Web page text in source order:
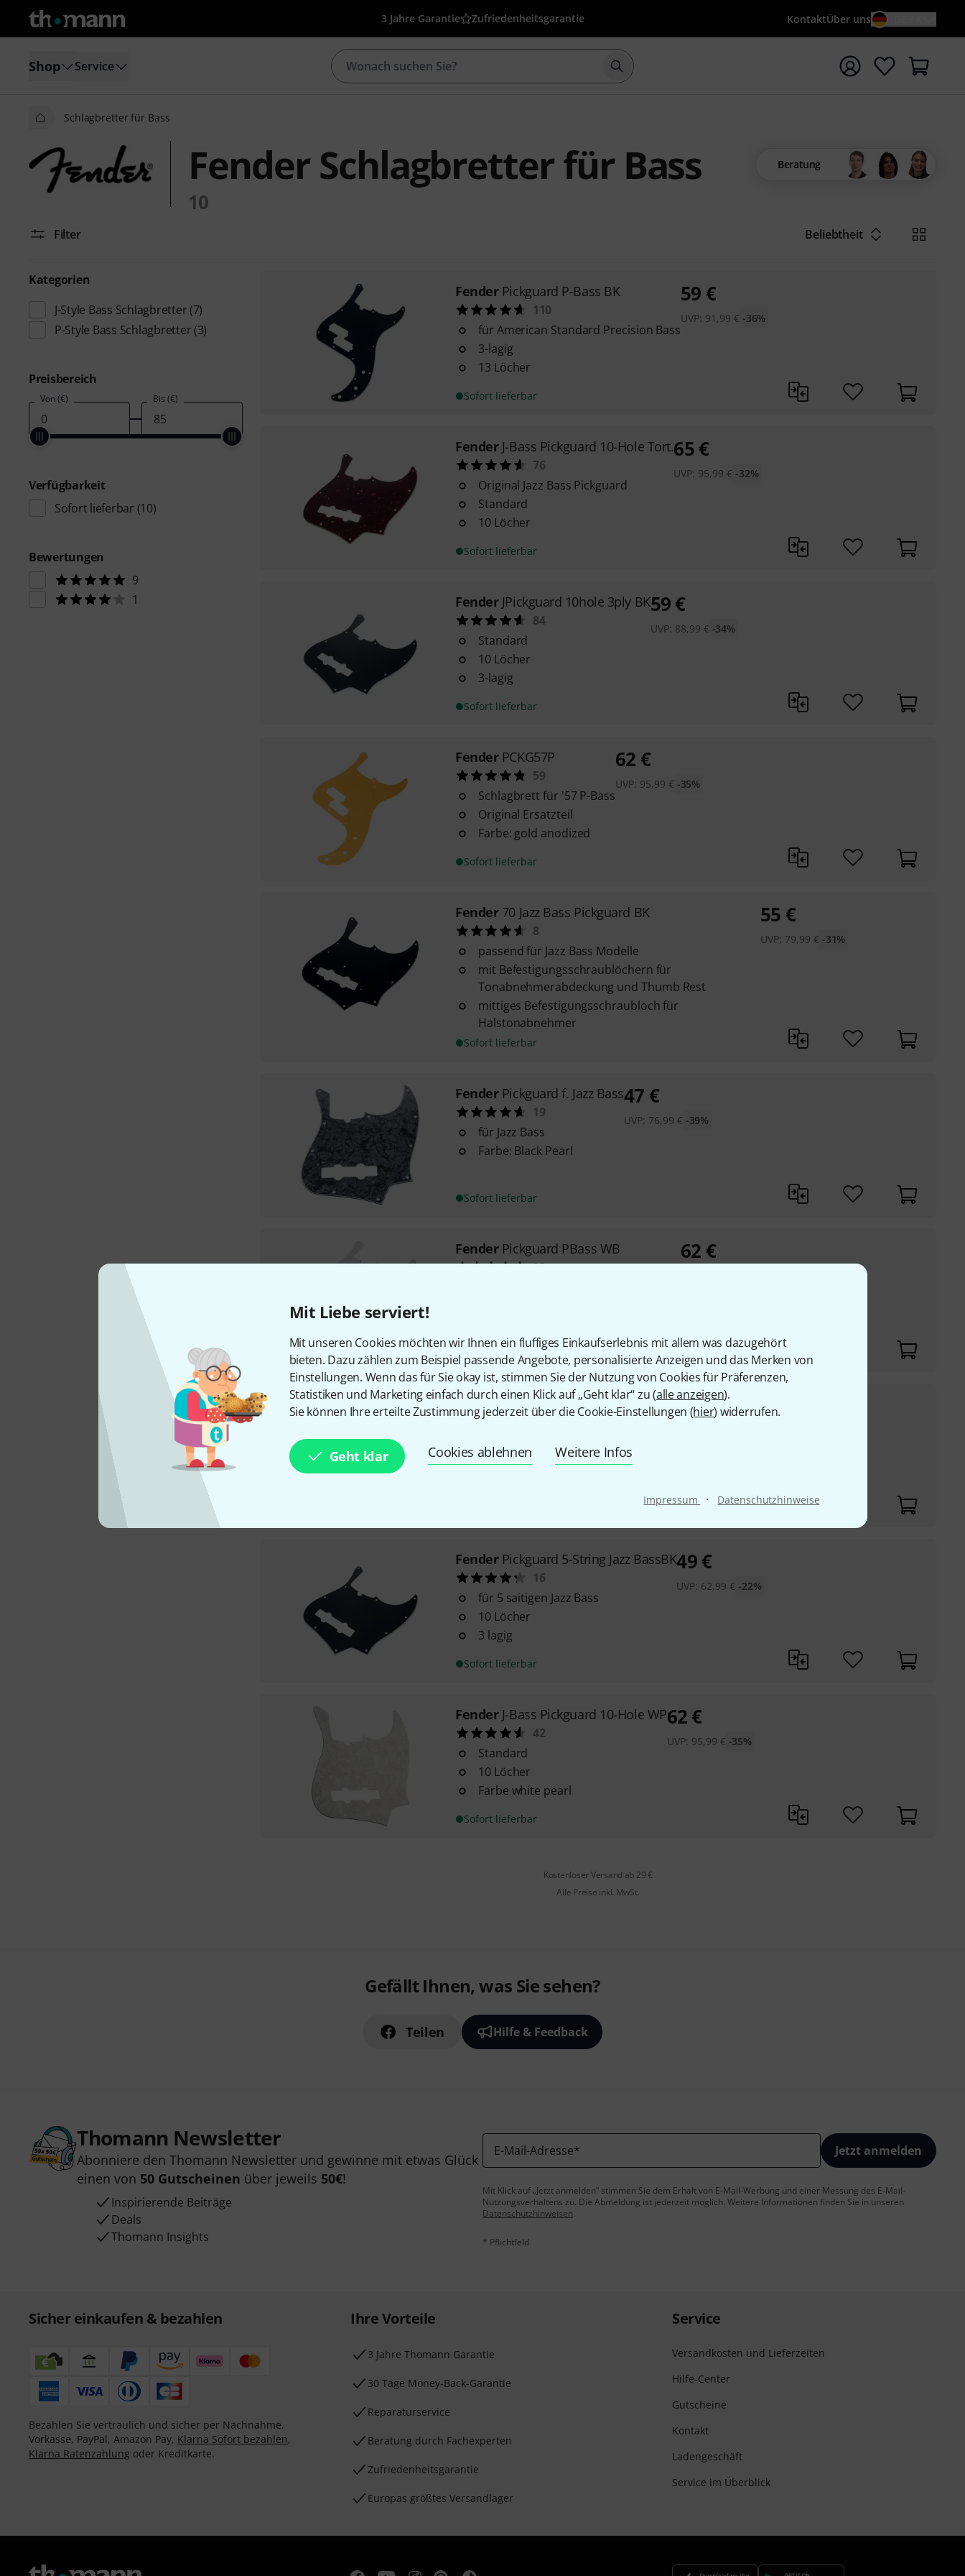
Mit Liebe serviert!
Mit unseren Cookies möchten wir Ihnen ein fluffiges Einkaufserlebnis mit allem was dazugehört
bieten. Dazu zählen zum Beispiel passende Angebote, personalisierte Anzeigen und das Merken von
Einstellungen. Wenn das für Sie okay ist, stimmen Sie der Nutzung von Cookies für Präferenzen,
Statistiken und Marketing einfach durch einen Klick auf „Geht klar“ zu (alle anzeigen).
Sie können Ihre erteilte Zustimmung jederzeit über die Cookie-Einstellungen (hier) widerrufen.
Geht klar Cookies ablehnen Weitere Infos
Impressum · Datenschutzhinweise
3 Jahre Garantie Zufriedenheitsgarantie KontaktÜber uns
Shop Service Suche mit Suchwort {searchTerm} starten
Schlagbretter für Bass
Fender Schlagbretter für Bass
10
Beratung
Filter Beliebtheit
Kategorien
J-Style Bass Schlagbretter (7)
P-Style Bass Schlagbretter (3)
Preisbereich
Von (€) Bis (€)
Verfügbarkeit
Sofort lieferbar (10)
Bewertungen
9
1
Fender Pickguard P-Bass BK
110
für American Standard Precision Bass
3-lagig
13 Löcher
Sofort lieferbar
59 €
UVP: 91,99 € -36%
Fender J-Bass Pickguard 10-Hole Tort.
76
Original Jazz Bass Pickguard
Standard
10 Löcher
Sofort lieferbar
65 €
UVP: 95,99 € -32%
Fender JPickguard 10hole 3ply BK
84
Standard
10 Löcher
3-lagig
Sofort lieferbar
59€
UVP: 88,99 € -34%
Fender PCKG57P
59
Schlagbrett für '57 P-Bass
Original Ersatzteil
Farbe: gold anodized
Sofort lieferbar
62 €
UVP: 95,99 € -35%
Fender 70 Jazz Bass Pickguard BK
8
passend für Jazz Bass Modelle
mit Befestigungsschraublöchern für
Tonabnehmerabdeckung und Thumb Rest
mittiges Befestigungsschraubloch für
Halstonabnehmer
Sofort lieferbar
55 €
UVP: 79,99 € -31%
Fender Pickguard f. Jazz Bass
19
für Jazz Bass
Farbe: Black Pearl
Sofort lieferbar
47 €
UVP: 76,99 € -39%
Fender Pickguard PBass WB
33
Sofort lieferbar
62 €
Fender Pickguard J-Bass
Farbe: tortoise
85€
Fender Pickguard 5-String Jazz BassBK
16
für 5 saitigen Jazz Bass
10 Löcher
3 lagig
Sofort lieferbar
49 €
UVP: 62,99 € -22%
Fender J-Bass Pickguard 10-Hole WP
42
Standard
10 Löcher
Farbe white pearl
Sofort lieferbar
62€
UVP: 95,99 € -35%
Kostenloser Versand ab 29 €
Alle Preise inkl. MwSt.
Gefällt Ihnen, was Sie sehen?
Teilen Hilfe & Feedback
Thomann Newsletter
Abonniere den Thomann Newsletter und gewinne mit etwas Glück
einen von 50 Gutscheinen über jeweils 50€!
Inspirierende Beiträge
Deals
Thomann Insights
E-Mail-Adresse* Jetzt anmelden
Mit Klick auf „Jetzt anmelden“ stimmen Sie dem Erhalt von E-Mail-Werbung und einer Messung des E-Mail-
Nutzungsverhaltens zu. Die Abmeldung ist jederzeit möglich. Weitere Informationen finden Sie in unseren
Datenschutzhinweisen.
* Pflichtfeld
Sicher einkaufen & bezahlen
Bezahlen Sie vertraulich und sicher per Nachnahme,
Vorkasse, PayPal, Amazon Pay, Klarna Sofort bezahlen,
Klarna Ratenzahlung oder Kreditkarte.
Ihre Vorteile
3 Jahre Thomann Garantie
30 Tage Money-Back-Garantie
Reparaturservice
Beratung durch Fachexperten
Zufriedenheitsgarantie
Europas größtes Versandlager
Service
Versandkosten und Lieferzeiten
Hilfe-Center
Gutscheine
Kontakt
Ladengeschäft
Service im Überblick